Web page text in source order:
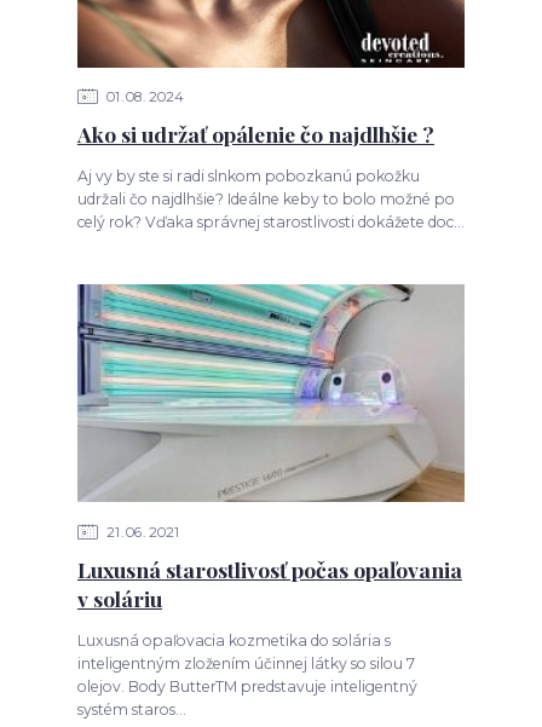
01 08 2024
Ako si udržať opálenie čo najdlhšie ?
Aj vy by ste si radi slnkom pobozkanú pokožku
udržali čo najdlhšie? Ideálne keby to bolo možné po
celý rok? Vďaka správnej starostlivosti dokážete doc...
21 06 2021
Luxusná starostlivosť počas opaľovania
v soláriu
Luxusná opaľovacia kozmetika do solária s
inteligentným zložením účinnej látky so silou 7
olejov. Body ButterTM predstavuje inteligentný
systém staros...